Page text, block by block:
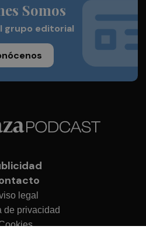
Somos
grupo editorial
legal
de privacidad